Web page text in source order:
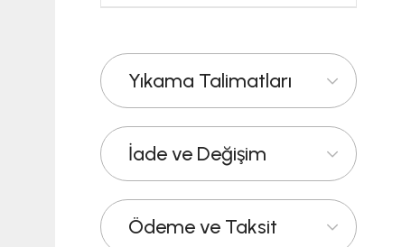
Yıkama Talimatları
İade ve Değişim
Ödeme ve Taksit